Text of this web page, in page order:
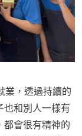
業，透過持續的
也和別人一樣有
都會很有精神的